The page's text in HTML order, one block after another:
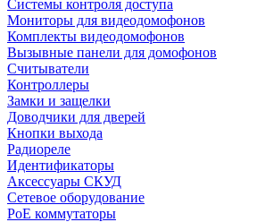
Системы контроля доступа
Мониторы для видеодомофонов
Комплекты видеодомофонов
Вызывные панели для домофонов
Считыватели
Контроллеры
Замки и защелки
Доводчики для дверей
Кнопки выхода
Радиореле
Идентификаторы
Аксессуары СКУД
Сетевое оборудование
PoE коммутаторы